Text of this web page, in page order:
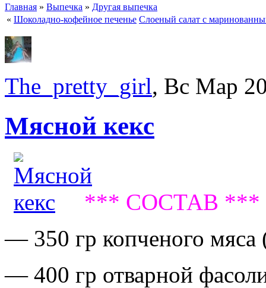
Главная » Выпечка » Другая выпечка
« Шоколадно-кофейное печенье Слоеный салат с
The_pretty_girl, Вс Мар
Мясной кекс
*** СОСТАВ ***
— 350 гр копченого мяса
— 400 гр отварной